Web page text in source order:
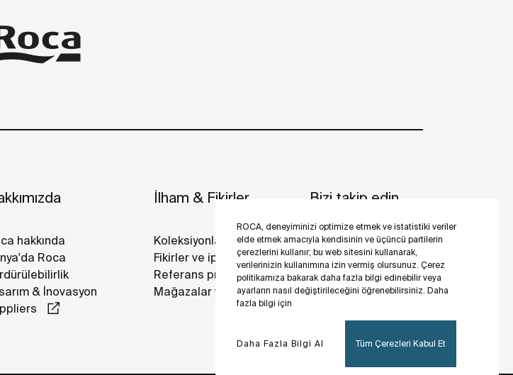
ROCA, deneyiminizi optimize etmek ve istatistiki veriler
elde etmek amacıyla kendisinin ve üçüncü partilerin
çerezlerini kullanır; bu web sitesini kullanarak,
verilerinizin kullanımına izin vermiş olursunuz. Çerez
politikamıza bakarak daha fazla bilgi edinebilir veya
ayarların nasıl değiştirileceğini öğrenebilirsiniz. Daha
fazla bilgi için
Daha Fazla Bilgi Al Tüm Çerezleri Kabul Et
hakkında
Roca
& İnovasyon
İlham & Fikirler
Koleksiyonlar
Fikirler ve ipuçları
Referans projeler
Mağazalar ve galeriler
Bizi takip edin